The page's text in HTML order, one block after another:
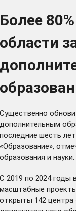
Более
области
Существенно
дополнительным
последние шесть
«Образование»,
образования и науки.
С 2019 по 2024 годы
масштабные
открыты 142 центра